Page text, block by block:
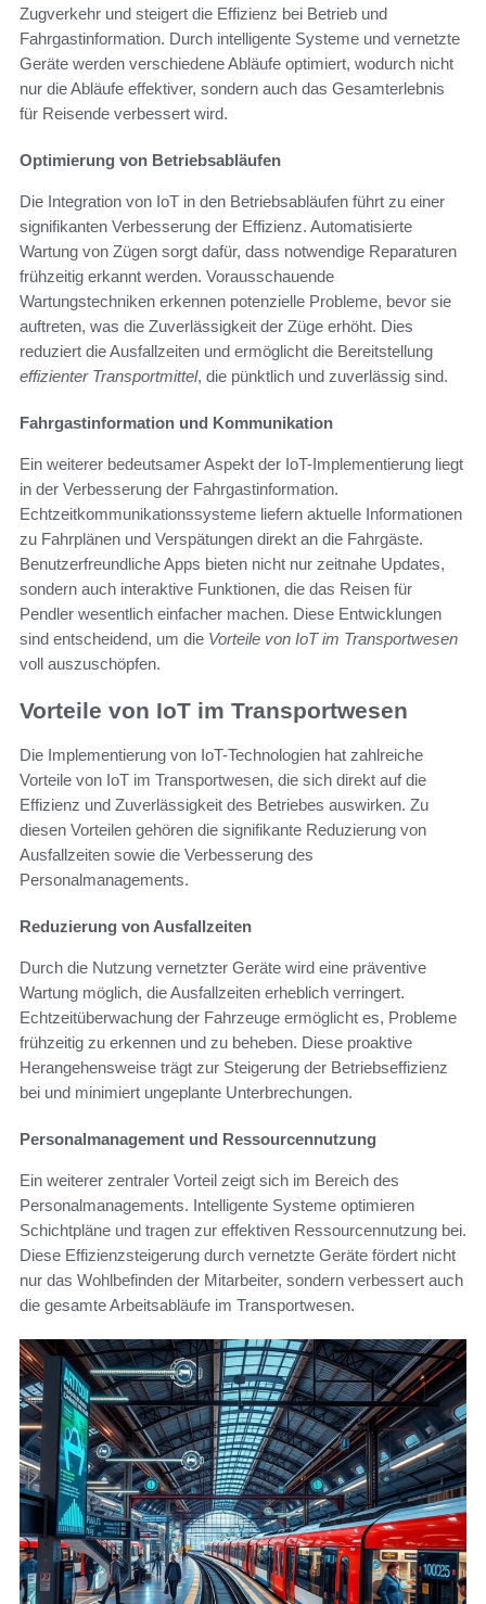
Zugverkehr und steigert die Effizienz bei Betrieb und
Fahrgastinformation. Durch intelligente Systeme und vernetzte
Geräte werden verschiedene Abläufe optimiert, wodurch nicht
nur die Abläufe effektiver, sondern auch das Gesamterlebnis
für Reisende verbessert wird.
Optimierung von Betriebsabläufen
Die Integration von IoT in den Betriebsabläufen führt zu einer
signifikanten Verbesserung der Effizienz. Automatisierte
Wartung von Zügen sorgt dafür, dass notwendige Reparaturen
frühzeitig erkannt werden. Vorausschauende
Wartungstechniken erkennen potenzielle Probleme, bevor sie
auftreten, was die Zuverlässigkeit der Züge erhöht. Dies
reduziert die Ausfallzeiten und ermöglicht die Bereitstellung
effizienter Transportmittel, die pünktlich und zuverlässig sind.
Fahrgastinformation und Kommunikation
Ein weiterer bedeutsamer Aspekt der IoT-Implementierung liegt
in der Verbesserung der Fahrgastinformation.
Echtzeitkommunikationssysteme liefern aktuelle Informationen
zu Fahrplänen und Verspätungen direkt an die Fahrgäste.
Benutzerfreundliche Apps bieten nicht nur zeitnahe Updates,
sondern auch interaktive Funktionen, die das Reisen für
Pendler wesentlich einfacher machen. Diese Entwicklungen
sind entscheidend, um die Vorteile von IoT im Transportwesen
voll auszuschöpfen.
Vorteile von IoT im Transportwesen
Die Implementierung von IoT-Technologien hat zahlreiche
Vorteile von IoT im Transportwesen, die sich direkt auf die
Effizienz und Zuverlässigkeit des Betriebes auswirken. Zu
diesen Vorteilen gehören die signifikante Reduzierung von
Ausfallzeiten sowie die Verbesserung des
Personalmanagements.
Reduzierung von Ausfallzeiten
Durch die Nutzung vernetzter Geräte wird eine präventive
Wartung möglich, die Ausfallzeiten erheblich verringert.
Echtzeitüberwachung der Fahrzeuge ermöglicht es, Probleme
frühzeitig zu erkennen und zu beheben. Diese proaktive
Herangehensweise trägt zur Steigerung der Betriebseffizienz
bei und minimiert ungeplante Unterbrechungen.
Personalmanagement und Ressourcennutzung
Ein weiterer zentraler Vorteil zeigt sich im Bereich des
Personalmanagements. Intelligente Systeme optimieren
Schichtpläne und tragen zur effektiven Ressourcennutzung bei.
Diese Effizienzsteigerung durch vernetzte Geräte fördert nicht
nur das Wohlbefinden der Mitarbeiter, sondern verbessert auch
die gesamte Arbeitsabläufe im Transportwesen.